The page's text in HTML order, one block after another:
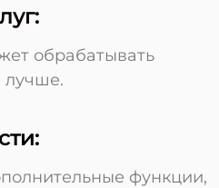
обрабатывать
лучше.
функции,